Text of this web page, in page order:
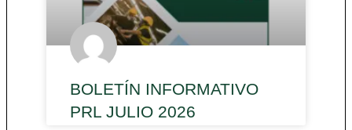
BOLETÍN INFORMATIVO
PRL JULIO 2026